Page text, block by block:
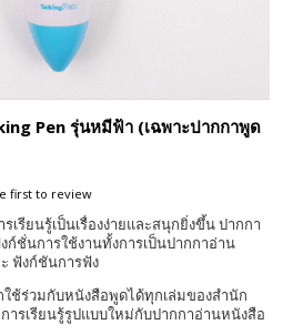
Pen รุ่นหมีฟ้า (เฉพาะปากกาพูด
first to review
รียนรู้เป็นเรื่องง่ายและสนุกยิ่งขึ้น ปากกา
ชั่นการใช้งานทั้งการเป็นปากกาอ่าน
ฟังก์ชันการฟัง
ช้ร่วมกับหนังสือพูดได้ทุกเล่มของสำนัก
ารเรียนรู้รูปแบบใหม่กับปากกาอ่านหนังสือ